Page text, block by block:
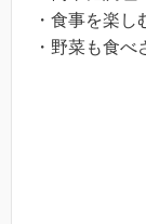
・食事を楽
・野菜も食べ